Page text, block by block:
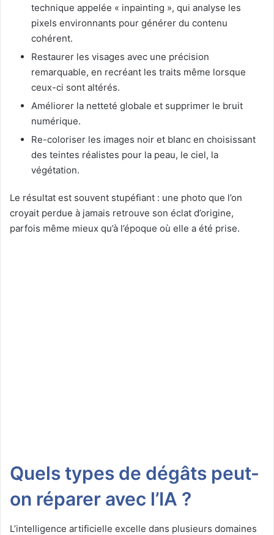
technique appelée « inpainting », qui analyse les
pixels environnants pour générer du contenu
cohérent.
Restaurer les visages avec une précision
remarquable, en recréant les traits même lorsque
ceux-ci sont altérés.
Améliorer la netteté globale et supprimer le bruit
numérique.
Re-coloriser les images noir et blanc en choisissant
des teintes réalistes pour la peau, le ciel, la
végétation.
Le résultat est souvent stupéfiant : une photo que l’on
croyait perdue à jamais retrouve son éclat d’origine,
parfois même mieux qu’à l’époque où elle a été prise.
Quels types de dégâts peut-
on réparer avec l’IA ?
L’intelligence artificielle excelle dans plusieurs domaines